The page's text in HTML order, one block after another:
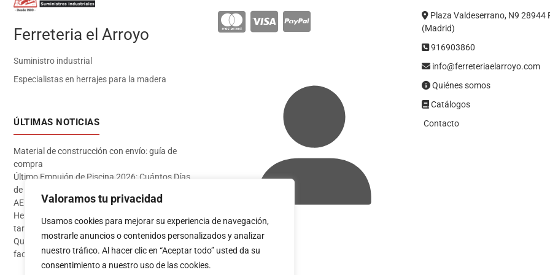
Valoramos tu privacidad
Usamos cookies para mejorar su experiencia de navegación,
mostrarle anuncios o contenidos personalizados y analizar
nuestro tráfico. Al hacer clic en “Aceptar todo” usted da su
consentimiento a nuestro uso de las cookies.
Ferreteria el Arroyo
Suministro industrial
Especialistas en herrajes para la madera
ÚLTIMAS NOTICIAS
Material de construcción con envío: guía de
compra
Último Empujón de Piscina 2026: Cuántos Días
de Baño te Quedan en Madrid Sur (Datos
AEMET)
Herramientas imprescindibles para instalar
tarima flotante
Qué pintura usar en exterior: guía completa para
fachadas 2026
Plaza Valdeserrano, N9 28944
(Madrid)
916903860
info@ferreteriaelarroyo.com
Quiénes somos
Catálogos
Contacto